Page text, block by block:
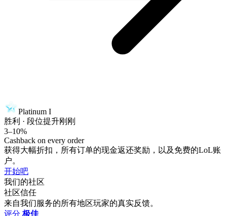
Platinum I
胜利 · 段位提升刚刚
3–10%
Cashback on every order
获得大幅折扣，所有订单的现金返还奖励，以及免费的LoL账
户。
开始吧
我们的社区
社区信任
来自我们服务的所有地区玩家的真实反馈。
评分 极佳